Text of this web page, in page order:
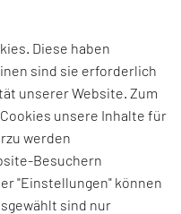
Diese haben
sind sie erforderlich
unserer Website. Zum
unsere Inhalte für
werden
Besuchern
"Einstellungen" können
sind nur